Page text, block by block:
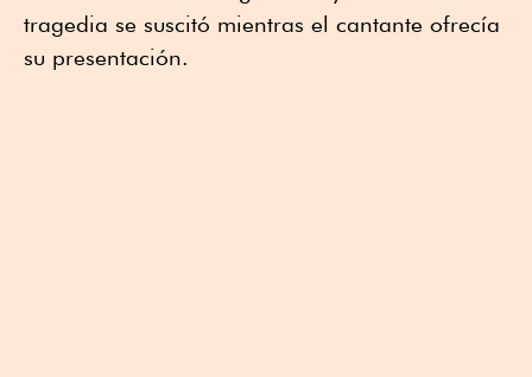
tragedia se suscitó mientras el cantante ofrecía
su presentación.